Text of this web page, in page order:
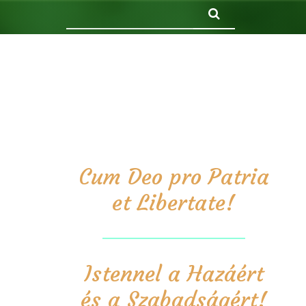
Cum Deo pro Patria
et Libertate!
Istennel a Hazáért
és a Szabadságért!